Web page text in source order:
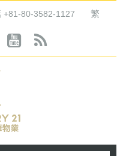
+81-80-3582-1127 繁